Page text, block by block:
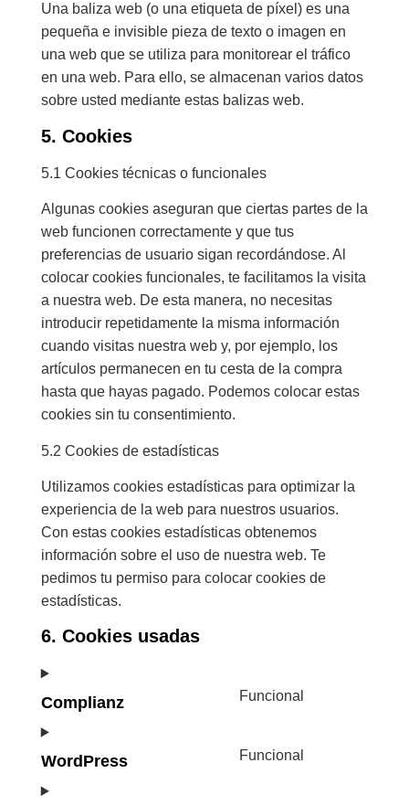
Una baliza web (o una etiqueta de píxel) es una
pequeña e invisible pieza de texto o imagen en
una web que se utiliza para monitorear el tráfico
en una web. Para ello, se almacenan varios datos
sobre usted mediante estas balizas web.
5. Cookies
5.1 Cookies técnicas o funcionales
Algunas cookies aseguran que ciertas partes de la
web funcionen correctamente y que tus
preferencias de usuario sigan recordándose. Al
colocar cookies funcionales, te facilitamos la visita
a nuestra web. De esta manera, no necesitas
introducir repetidamente la misma información
cuando visitas nuestra web y, por ejemplo, los
artículos permanecen en tu cesta de la compra
hasta que hayas pagado. Podemos colocar estas
cookies sin tu consentimiento.
5.2 Cookies de estadísticas
Utilizamos cookies estadísticas para optimizar la
experiencia de la web para nuestros usuarios.
Con estas cookies estadísticas obtenemos
información sobre el uso de nuestra web. Te
pedimos tu permiso para colocar cookies de
estadísticas.
6. Cookies usadas
Complianz Funcional
WordPress Funcional